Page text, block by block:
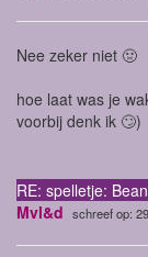
Nee zeker niet 🤢
hoe laat was je
voorbij denk ik 🙄)
RE: spelletje:
Mvl&d schreef op: